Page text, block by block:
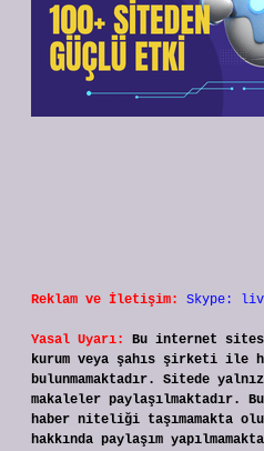
Reklam ve İletişim: Skype:
Yasal Uyarı:
Bu internet
kurum veya şahıs şirketi ile
bulunmamaktadır. Sitede
makaleler paylaşılmaktadır.
haber niteliği taşımamakta
hakkında paylaşım